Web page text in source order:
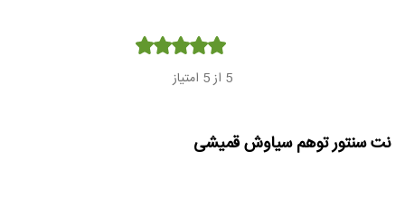
5 از 5 امتیاز
نت سنتور توهم سیاوش قمیشی